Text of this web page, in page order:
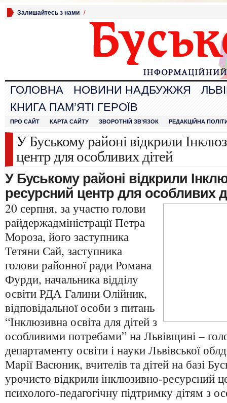
Залишайтесь з нами /
ГОЛОВНА НОВИНИ НАДБУЖЖЯ
КНИГА ПАМ’ЯТІ ГЕРОЇВ
ПРО САЙТ КАРТА САЙТУ ЗВОРОТНІЙ ЗВ’ЯЗОК РЕДАКЦІЙНА
У Буському районі відкрили
центр для особливих дітей
У Буському районі відкрили
ресурсний центр для особливих
20 серпня, за участю голови
райдержадміністрації Петра
Мороза, його заступника
Тетяни Сай, заступника
голови районної ради Романа
Фурди, начальника відділу
освіти РДА Галини Олійник,
відповідальної особи з питань
“Інклюзивна освіта для дітей з
особливими потребами” на Львівщині –
департаменту освіти і науки Львівської
Марії Васюник, вчителів та дітей на базі
урочисто відкрили інклюзивно-ресурсний
психолого-педагогічну підтримку дітям з